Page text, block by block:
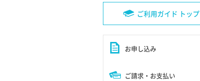
ご利用ガイド トップ
お申し込み
ご請求・お支払い